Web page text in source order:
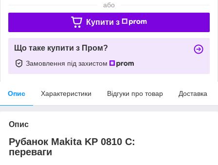
або
Купити з
Що таке купити з Пром?
Замовлення під захистом
Опис Характеристики Відгуки про товар Доставка
Опис
Рубанок Makita KP 0810 C:
переваги